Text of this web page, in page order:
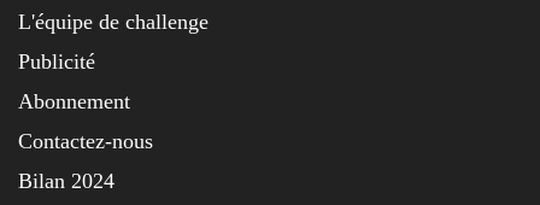
L'équipe de challenge
Publicité
Abonnement
Contactez-nous
Bilan 2024